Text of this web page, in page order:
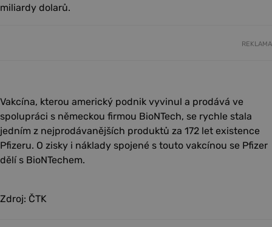
miliardy dolarů.
REKLAMA
Vakcína, kterou americký podnik vyvinul a prodává ve
spolupráci s německou firmou BioNTech, se rychle stala
jedním z nejprodávanějších produktů za 172 let existence
Pfizeru. O zisky i náklady spojené s touto vakcínou se Pfizer
dělí s BioNTechem.
Zdroj: ČTK